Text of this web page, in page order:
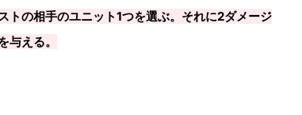
トの相手のユニット1つを選ぶ。それに2ダメージ
与える。